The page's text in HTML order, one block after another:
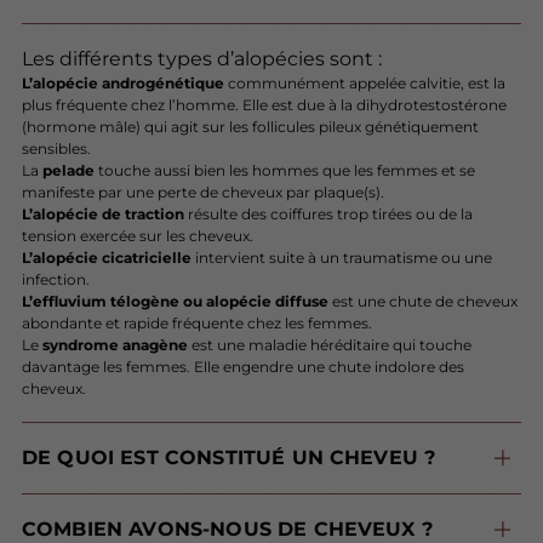
Les différents types d’alopécies sont :
L’alopécie androgénétique communément appelée calvitie, est la
plus fréquente chez l’homme. Elle est due à la dihydrotestostérone
(hormone mâle) qui agit sur les follicules pileux génétiquement
sensibles.
La pelade touche aussi bien les hommes que les femmes et se
manifeste par une perte de cheveux par plaque(s).
L’alopécie de traction résulte des coiffures trop tirées ou de la
tension exercée sur les cheveux.
L’alopécie cicatricielle intervient suite à un traumatisme ou une
infection.
L’effluvium télogène ou alopécie diffuse est une chute de cheveux
abondante et rapide fréquente chez les femmes.
Le syndrome anagène est une maladie héréditaire qui touche
davantage les femmes. Elle engendre une chute indolore des
cheveux.
DE QUOI EST CONSTITUÉ UN CHEVEU ?
COMBIEN AVONS-NOUS DE CHEVEUX ?